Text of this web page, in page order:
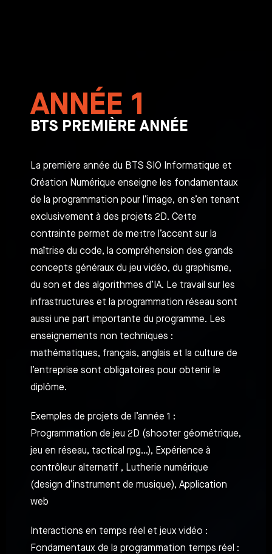
ANNÉE 1
BTS PREMIÈRE ANNÉE
La première année du BTS SIO Informatique et
Création Numérique enseigne les fondamentaux
de la programmation pour l’image, en s’en tenant
exclusivement à des projets 2D. Cette
contrainte permet de mettre l’accent sur la
maîtrise du code, la compréhension des grands
concepts généraux du jeu vidéo, du graphisme,
du son et des algorithmes d’IA. Le travail sur les
infrastructures et la programmation réseau sont
aussi une part importante du programme. Les
enseignements non techniques :
mathématiques, français, anglais et la culture de
l’entreprise sont obligatoires pour obtenir le
diplôme.
Exemples de projets de l’année 1 :
Programmation de jeu 2D (shooter géométrique,
jeu en réseau, tactical rpg…), Expérience à
contrôleur alternatif , Lutherie numérique
(design d’instrument de musique), Application
web
Interactions en temps réel et jeux vidéo :
Fondamentaux de la programmation temps réel :